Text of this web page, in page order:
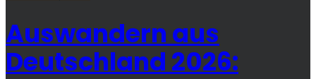
Auswandern aus
Deutschland 2026: